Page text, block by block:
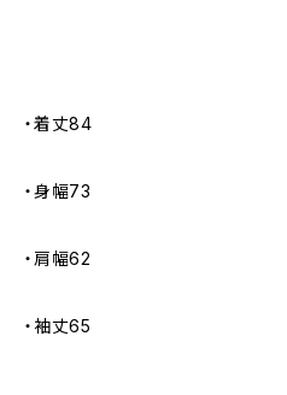
・着丈84
・身幅73
・肩幅62
・袖丈65